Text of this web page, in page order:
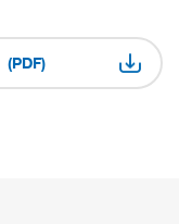
(PDF)